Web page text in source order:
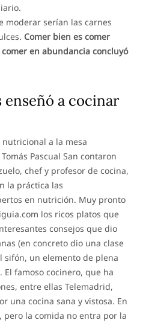
moderar serían las carnes
Comer bien es comer
en abundancia concluyó
enseñó a cocinar
a la mesa
Pascual San contaron
chef y profesor de cocina,
la práctica las
en nutrición. Muy pronto
los ricos platos que
consejos que dio
(en concreto dio una clase
un elemento de plena
famoso cocinero, que ha
entre ellas Telemadrid,
una cocina sana y vistosa. En
pero la comida no entra por la